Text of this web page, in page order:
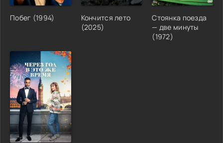
Побег (1994)
Кончится лето
(2025)
Стоянка поезда
— две минуты
(1972)